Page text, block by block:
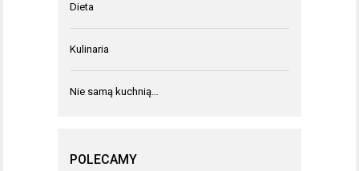
Dieta
Kulinaria
Nie samą kuchnią…
POLECAMY